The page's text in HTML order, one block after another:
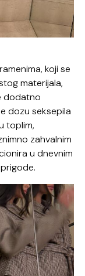
koji se
materijala,
dodatno
dozu seksepila
toplim,
zahvalnim
u dnevnim